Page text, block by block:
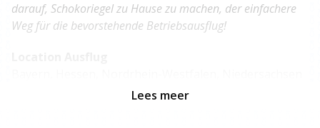
darauf, Schokoriegel zu Hause zu machen, der einfachere
Weg für die bevorstehende Betriebsausflug!
Lees meer